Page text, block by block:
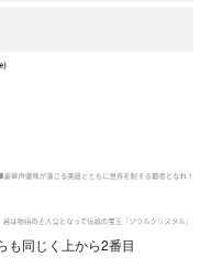
も同じく上から2番目